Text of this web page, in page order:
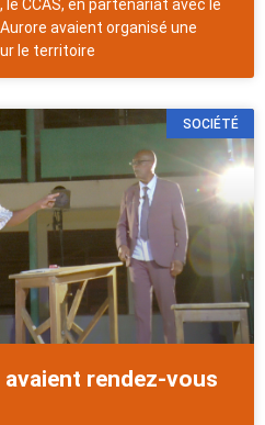
le CCAS, en partenariat avec le
avaient organisé une
le territoire
SOCIÉTÉ
rendez-vous